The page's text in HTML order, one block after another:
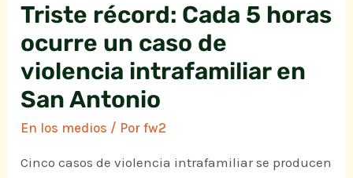
Triste récord: Cada 5 horas
ocurre un caso de
violencia intrafamiliar en
San Antonio
En los medios / Porfw2
Cinco casos de violencia intrafamiliar se producen